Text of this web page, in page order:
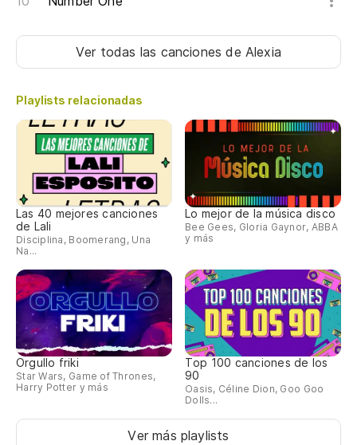
Ver todas las cancionesde Alexia
Playlists relacionadas
Las 40 mejores canciones
de Lali
Disciplina, Boomerang, Una
Na...
Lo mejor de la música disco
Bee Gees, Gloria Gaynor, ABBA
y más
Orgullo friki
Star Wars, Game of Thrones,
Harry Potter y más
Top 100 canciones de los
90
Oasis, Céline Dion, Goo Goo
Dolls...
Ver más playlists